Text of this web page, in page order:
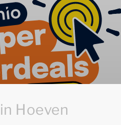
Hoeven